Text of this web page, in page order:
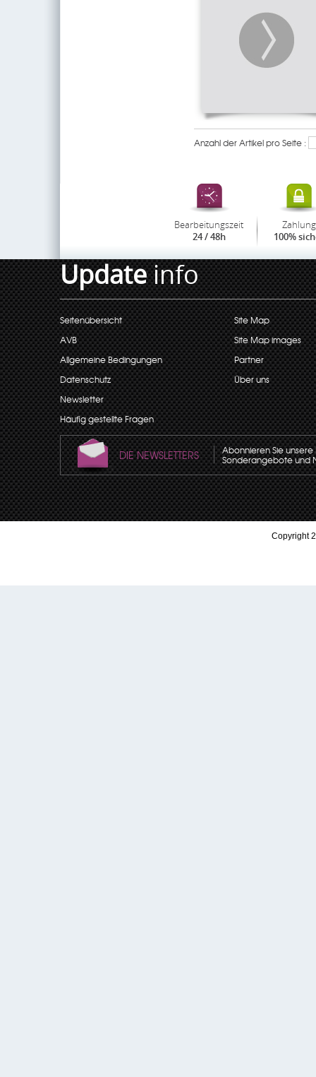
Anzahl der Artikel pro Seite :
Bearbeitungszeit
24 / 48h
Zahlung
100%
Updateinfo
Seitenübersicht
AVB
Allgemeine Bedingungen
Datenschutz
Newsletter
Häufig gestellte Fragen
Site Map
Site Map images
Partner
Über uns
DIE NEWSLETTERS Abonnieren Sie
Sonderangebote und
Copyright